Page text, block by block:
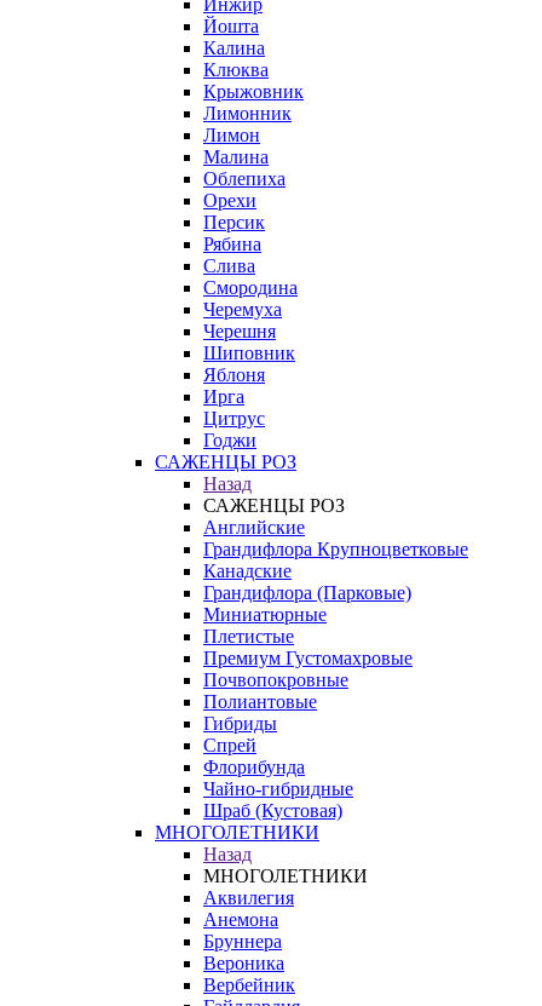
Инжир
Йошта
Калина
Клюква
Крыжовник
Лимонник
Лимон
Малина
Облепиха
Орехи
Персик
Рябина
Слива
Смородина
Черемуха
Черешня
Шиповник
Яблоня
Ирга
Цитрус
Годжи
САЖЕНЦЫ РОЗ
Назад
САЖЕНЦЫ РОЗ
Английские
Грандифлора Крупноцветковые
Канадские
Грандифлора (Парковые)
Миниатюрные
Плетистые
Премиум Густомахровые
Почвопокровные
Полиантовые
Гибриды
Спрей
Флорибунда
Чайно-гибридные
Шраб (Кустовая)
МНОГОЛЕТНИКИ
Назад
МНОГОЛЕТНИКИ
Аквилегия
Анемона
Бруннера
Вероника
Вербейник